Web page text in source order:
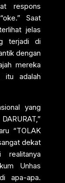
respons
Saat
jelas
terjadi di
dengan
mereka
itu adalah
yang
“TOLAK
dekat
realitanya
Unhas
apa-apa.